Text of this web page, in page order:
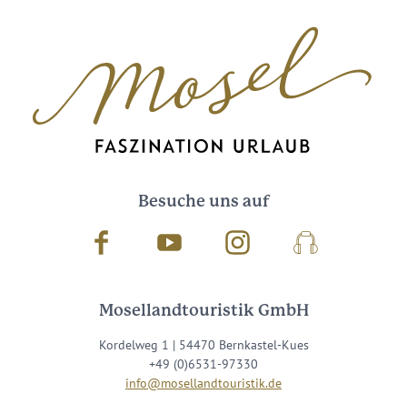
Besuche uns auf
Facebook Youtube InstagramPodcast
Mosellandtouristik GmbH
Kordelweg 1 | 54470 Bernkastel-Kues
+49 (0)6531-97330
info@mosellandtouristik.de